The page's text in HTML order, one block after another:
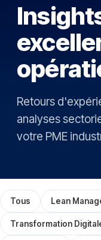
Retours
analyses
votre PME
Tous Lean
Transformation